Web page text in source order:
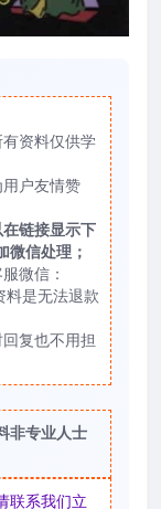
有资料仅供学
用户友情赞
链接显示下
微信处理；
微信：
是无法退款
复也不用担
非专业人士
联系我们立